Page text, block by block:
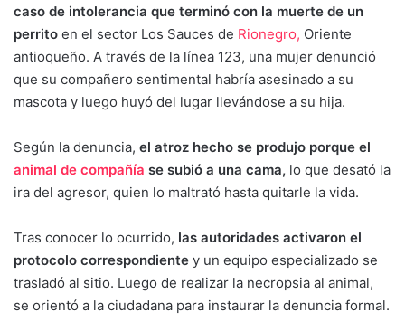
caso de intolerancia que terminó con la muerte de un
perrito en el sector Los Sauces de Rionegro, Oriente
antioqueño. A través de la línea 123, una mujer denunció
que su compañero sentimental habría asesinado a su
mascota y luego huyó del lugar llevándose a su hija.
Según la denuncia, el atroz hecho se produjo porque el
animal de compañía se subió a una cama, lo que desató la
ira del agresor, quien lo maltrató hasta quitarle la vida.
Tras conocer lo ocurrido, las autoridades activaron el
protocolo correspondiente y un equipo especializado se
trasladó al sitio. Luego de realizar la necropsia al animal,
se orientó a la ciudadana para instaurar la denuncia formal.